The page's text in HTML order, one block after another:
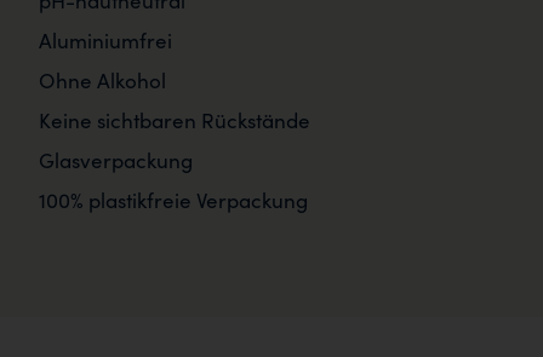
Aluminiumfrei
Ohne Alkohol
Keine sichtbaren Rückstände
Glasverpackung
100% plastikfreie Verpackung